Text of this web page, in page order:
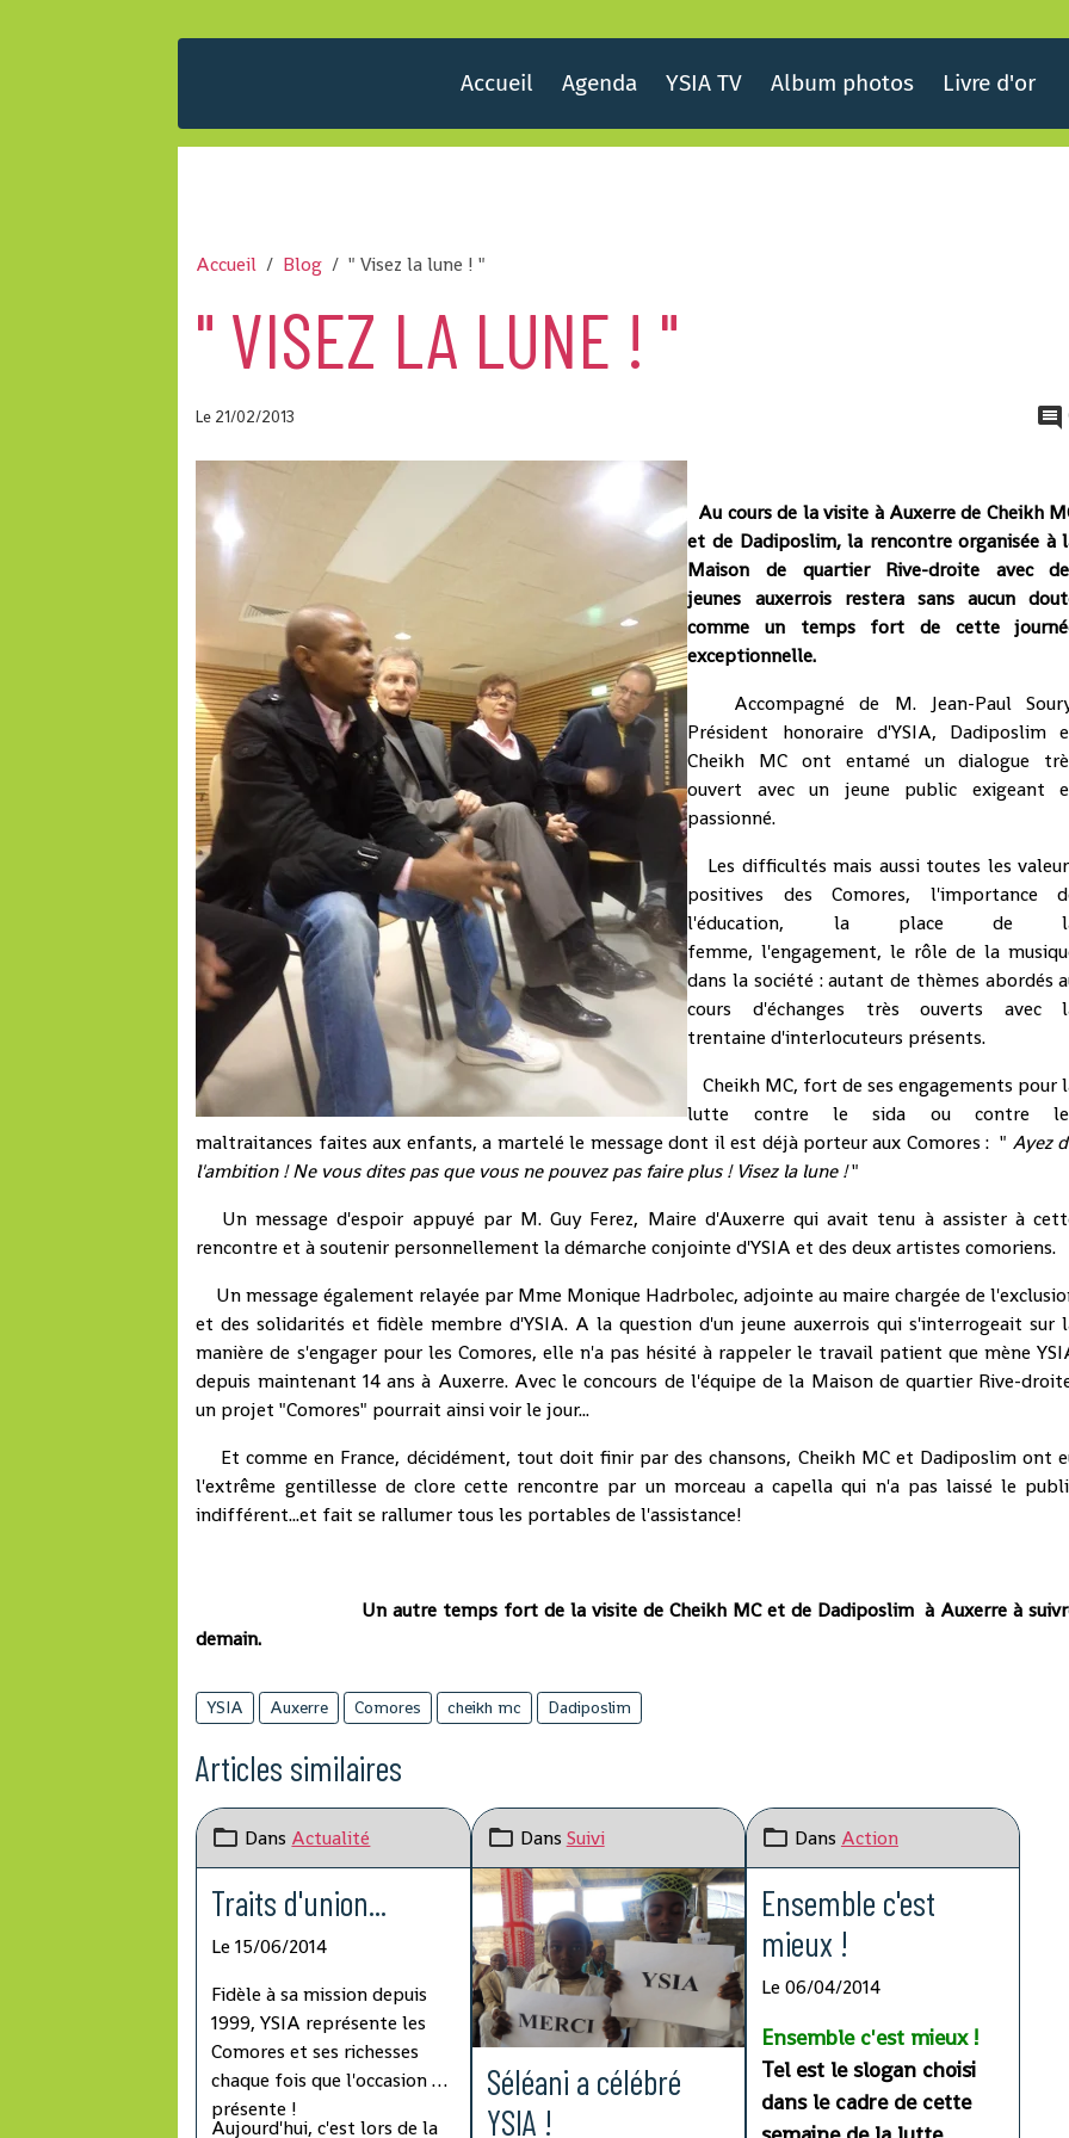
Accueil Agenda YSIA TV Album photos Livre d'or
Accueil Blog " Visez la lune ! "
" VISEZ LA LUNE ! "
Le 21/02/2013
Au cours de la visite à Auxerre de Cheikh
et de Dadiposlim, la rencontre organisée à
Maison de quartier Rive-droite avec
jeunes auxerrois restera sans aucun
comme un temps fort de cette
exceptionnelle.
Accompagné de M. Jean-Paul
Président honoraire d'YSIA, Dadiposlim
Cheikh MC ont entamé un dialogue
ouvert avec un jeune public exigeant
passionné.
Les difficultés mais aussi toutes les
positives des Comores, l'importance
l'éducation, la place de
femme, l'engagement, le rôle de la
dans la société : autant de thèmes abordés
cours d'échanges très ouverts avec
trentaine d'interlocuteurs présents.
Cheikh MC, fort de ses engagements pour
lutte contre le sida ou contre
maltraitances faites aux enfants, a martelé le message dont il est déjà porteur aux Comores : " Ayez
l'ambition ! Ne vous dites pas que vous ne pouvez pas faire plus ! Visez la lune !"
Un message d'espoir appuyé par M. Guy Ferez, Maire d'Auxerre qui avait tenu à assister à
rencontre et à soutenir personnellement la démarche conjointe d'YSIA et des deux artistes comoriens.
Un message également relayée par Mme Monique Hadrbolec, adjointe au maire chargée de
et des solidarités et fidèle membre d'YSIA. A la question d'un jeune auxerrois qui s'interrogeait sur
manière de s'engager pour les Comores, elle n'a pas hésité à rappeler le travail patient que mène
depuis maintenant 14 ans à Auxerre. Avec le concours de l'équipe de la Maison de quartier Rive-
un projet "Comores" pourrait ainsi voir le jour...
Et comme en France, décidément, tout doit finir par des chansons, Cheikh MC et Dadiposlim ont
l'extrême gentillesse de clore cette rencontre par un morceau a capella qui n'a pas laissé le
indifférent...et fait se rallumer tous les portables de l'assistance!
Un autre temps fort de la visite de Cheikh MC et de Dadiposlim à Auxerre à
demain.
YSIA Auxerre Comores cheikh mc Dadiposlim
Articles similaires
Dans Actualité
Traits d'union...
Le 15/06/2014
Fidèle à sa mission depuis
1999, YSIA représente les
Comores et ses richesses
chaque fois que l'occasion se
présente !
Aujourd'hui, c'est lors de la
Dans Suivi
Séléani a célébré
YSIA !
Dans Action
Ensemble c'est
mieux !
Le 06/04/2014
Ensemble c'est mieux !
Tel est le slogan choisi
dans le cadre de cette